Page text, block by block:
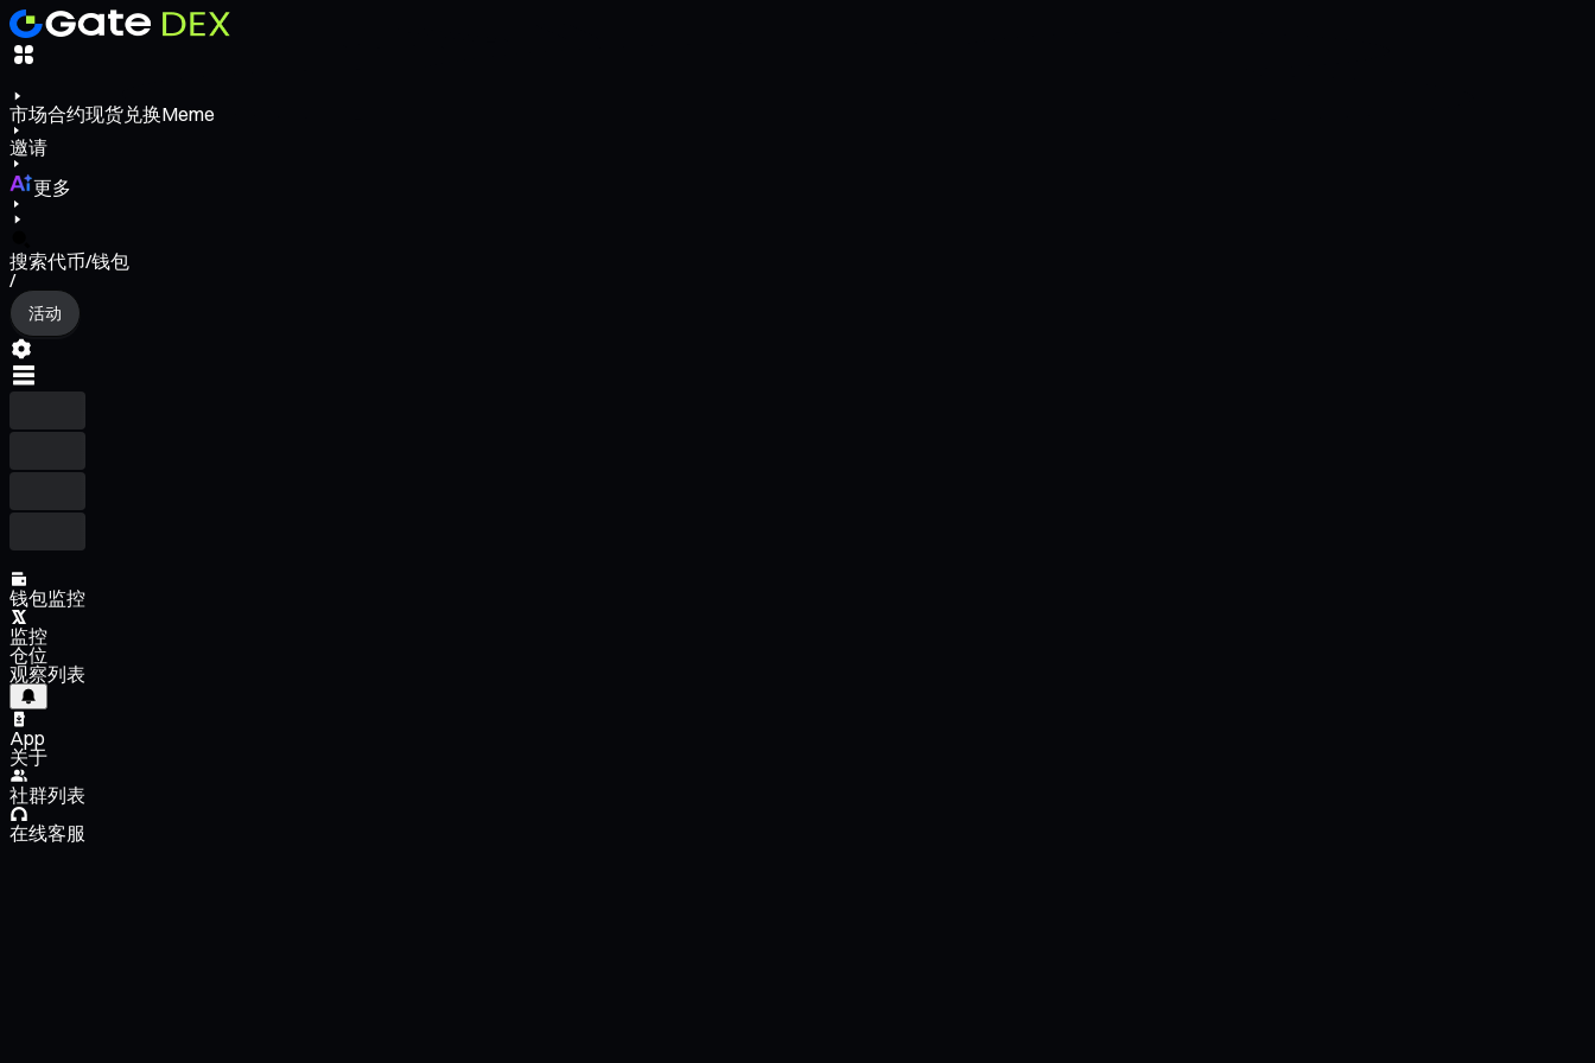
市场合约现货兑换Meme
邀请
更多
搜索代币/钱包
/
活动
钱包监控
监控
仓位
观察列表
App
关于
社群列表
在线客服